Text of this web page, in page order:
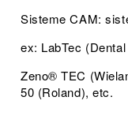
Sisteme CAM:
ex: LabTec
Zeno® TEC
50 (Roland), etc.